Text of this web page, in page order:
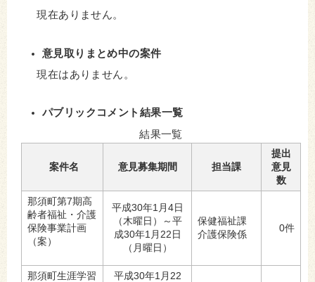
現在ありません。
意見取りまとめ中の案件
現在はありません。
パブリックコメント結果一覧
結果一覧
案件名 意見募集期間 担当課
提出
意見
数
那須町第7期高
齢者福祉・介護
保険事業計画
（案）
平成30年1月4日
（木曜日）～平
成30年1月22日
（月曜日）
保健福祉課
介護保険係
0件
那須町生涯学習
平成30年1月22